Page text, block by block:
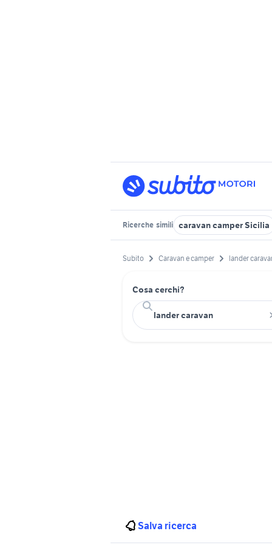
Ricerche simili caravan camper Sicilia
Subito Caravan e camper lander
Cosa cerchi?
Salva ricerca